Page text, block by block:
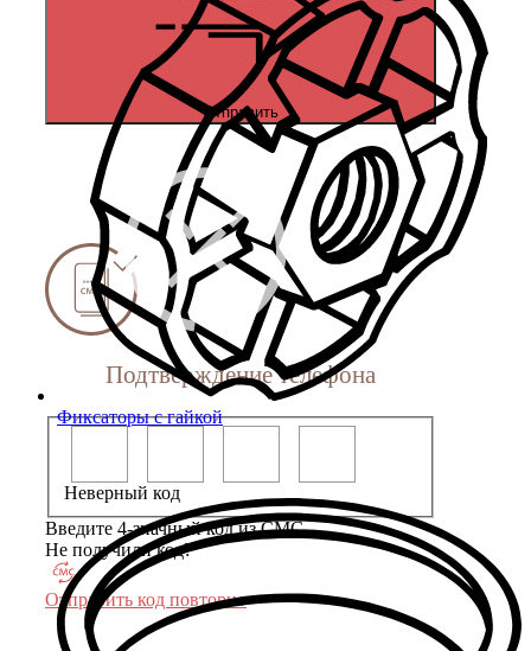
Фиксаторы с гайкой
Отправить
Подтверждение телефона
Неверный код
Введите 4-значный код из СМС
Не получили код?
Отправить код повторно